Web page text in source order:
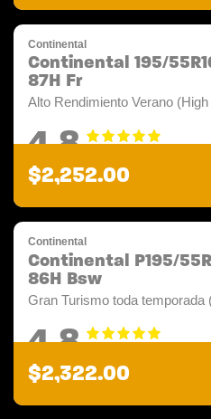
Continental
Continental 195/
87H Fr
Alto Rendimiento Verano
4.8
$2,252.00
Continental
Continental P195/
86H Bsw
Gran Turismo toda temporada
4.8
$2,322.00